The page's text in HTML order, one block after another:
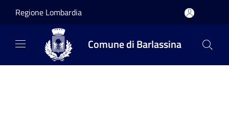
Regione Lombardia
Comune di Barlassina